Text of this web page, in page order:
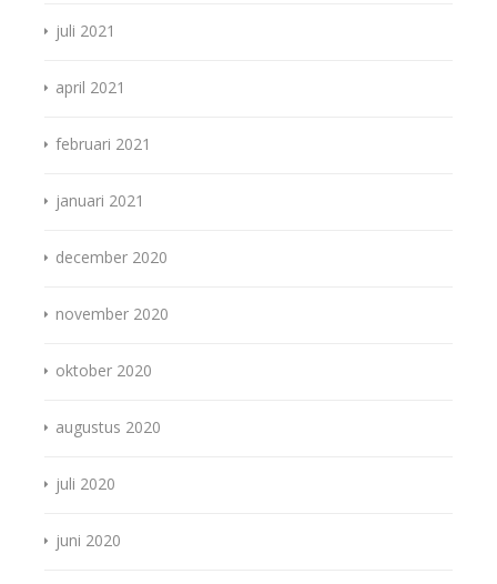
juli 2021
april 2021
februari 2021
januari 2021
december 2020
november 2020
oktober 2020
augustus 2020
juli 2020
juni 2020